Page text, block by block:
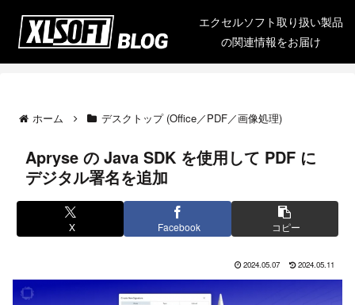
エクセルソフト取り扱い製品
の関連情報をお届け
ホーム デスクトップ (Office／PDF／画像処理)
Apryse の Java SDK を使用して PDF に
デジタル署名を追加
X Facebook コピー
2024.05.07 2024.05.11